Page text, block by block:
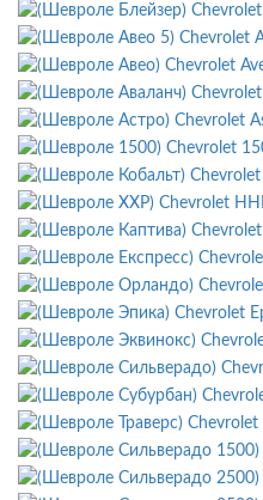
Chevrolet
Chevrolet
Chevrolet
Chevrolet
Chevrolet
Chevrolet
Chevrolet